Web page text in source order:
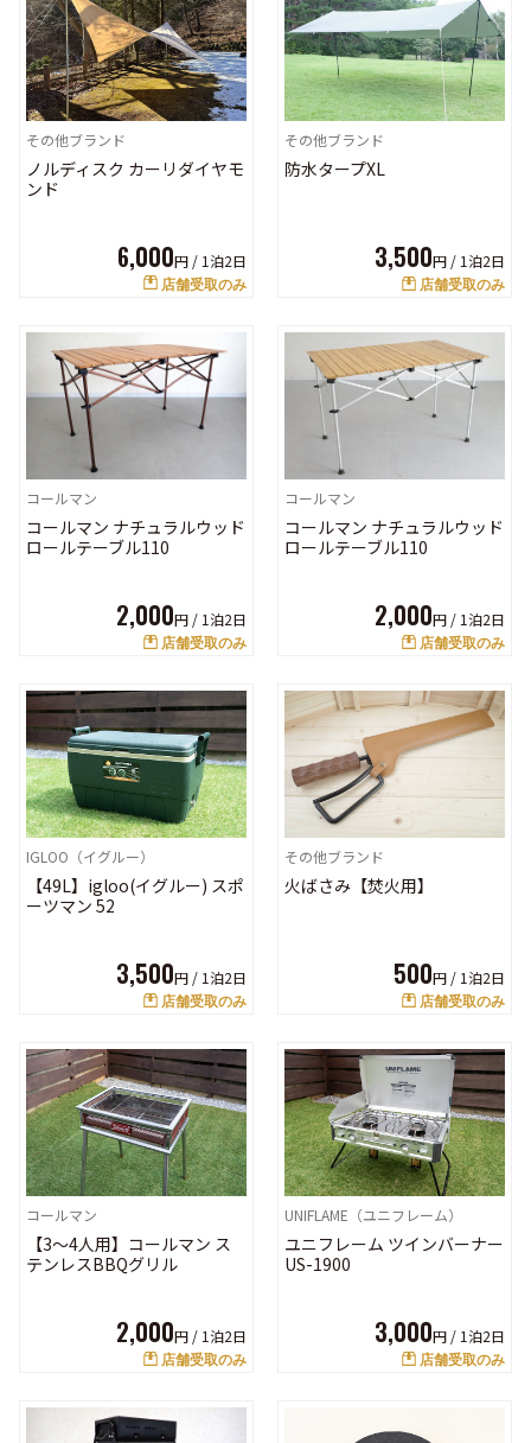
その他ブランド
ノルディスク カーリダイヤモ
ンド
6,000円 / 1泊2日
店舗受取のみ
その他ブランド
防水タープXL
3,500円 / 1泊2日
店舗受取のみ
コールマン
コールマン ナチュラルウッド
ロールテーブル110
2,000円 / 1泊2日
店舗受取のみ
コールマン
コールマン ナチュラルウッド
ロールテーブル110
2,000円 / 1泊2日
店舗受取のみ
IGLOO（イグルー）
【49L】igloo(イグルー) スポ
ーツマン 52
3,500円 / 1泊2日
店舗受取のみ
その他ブランド
火ばさみ【焚火用】
500円 / 1泊2日
店舗受取のみ
コールマン
【3～4人用】コールマン ス
テンレスBBQグリル
2,000円 / 1泊2日
店舗受取のみ
UNIFLAME（ユニフレーム）
ユニフレーム ツインバーナー
US-1900
3,000円 / 1泊2日
店舗受取のみ